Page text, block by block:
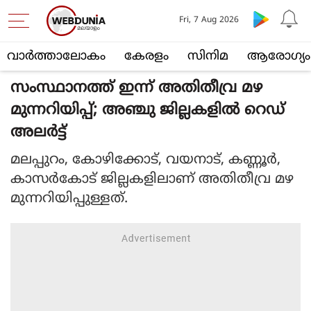
വാര്‍ത്താലോകം കേരളം സിനിമ ആരോഗ്യം
Fri, 7 Aug 2026
സംസ്ഥാനത്ത് ഇന്ന് അതിതീവ്ര മഴ
മുന്നറിയിപ്പ്; അഞ്ചു ജില്ലകളില്‍ റെഡ്
അലര്‍ട്ട്
മലപ്പുറം, കോഴിക്കോട്, വയനാട്, കണ്ണൂര്‍,
കാസര്‍കോട് ജില്ലകളിലാണ് അതിതീവ്ര മഴ
മുന്നറിയിപ്പുള്ളത്.